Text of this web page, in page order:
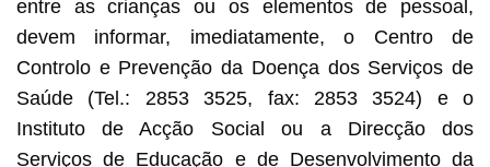
entre as crianças ou os elementos de pessoal,
devem informar, imediatamente, o Centro de
Controlo e Prevenção da Doença dos Serviços de
Saúde (Tel.: 2853 3525, fax: 2853 3524) e o
Instituto de Acção Social ou a Direcção dos
Serviços de Educação e de Desenvolvimento da